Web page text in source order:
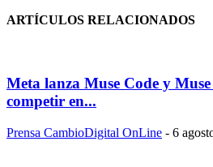
ARTÍCULOS RELACIONADOS
Meta lanza Muse Code y
competir en...
Prensa CambioDigital OnLine - 6